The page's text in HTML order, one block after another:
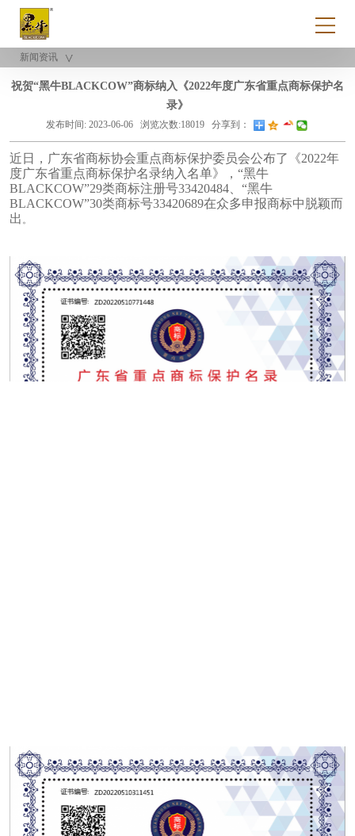
新闻资讯
祝贺“黑牛BLACKCOW”商标纳入《2022年度广东省重点商标保护名
录》
发布时间: 2023-06-06 浏览次数:18019 分享到：
近日，广东省商标协会重点商标保护委员会公布了《2022年
度广东省重点商标保护名录纳入名单》，“黑牛
BLACKCOW”29类商标注册号33420484、“黑牛
BLACKCOW”30类商标号33420689在众多申报商标中脱颖而
出 。